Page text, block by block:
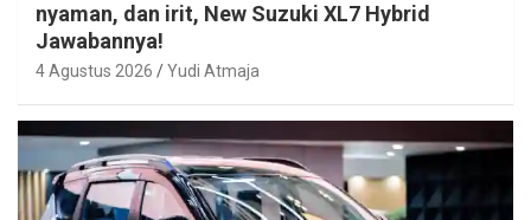
nyaman, dan irit, New Suzuki XL7 Hybrid
Jawabannya!
4 Agustus 2026 Yudi Atmaja